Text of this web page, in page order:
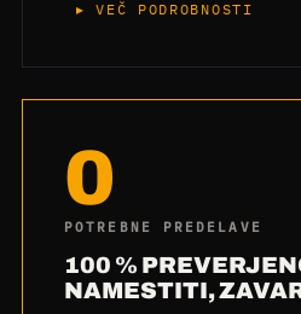
VEČ PODROBNOSTI
zunanjih izvajalcev in brez
dobavitelju. Programska
polaga vaše ronde na
velik denar. In najbolj
0
POTREBNE PREDELAVE
100 %
NAMESTITI,